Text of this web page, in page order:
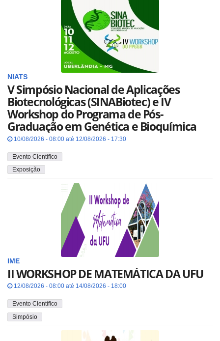
NIATS
V Simpósio Nacional de Aplicações
Biotecnológicas (SINABiotec) e IV
Workshop do Programa de Pós-
Graduação em Genética e Bioquímica
10/08/2026 - 08:00 até 12/08/2026 - 17:30
Evento Científico
Exposição
IME
II WORKSHOP DE MATEMÁTICA DA UFU
12/08/2026 - 08:00 até 14/08/2026 - 18:00
Evento Científico
Simpósio